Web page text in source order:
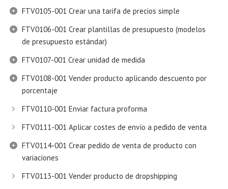
FTV0105-001 Crear una tarifa de precios simple
FTV0106-001 Crear plantillas de presupuesto (modelos
de presupuesto estándar)
FTV0107-001 Crear unidad de medida
FTV0108-001 Vender producto aplicando descuento por
porcentaje
FTV0110-001 Enviar factura proforma
FTV0111-001 Aplicar costes de envío a pedido de venta
FTV0114-001 Crear pedido de venta de producto con
variaciones
FTV0113-001 Vender producto de dropshipping